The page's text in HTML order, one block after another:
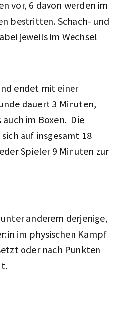
vor, 6 davon werden im
bestritten. Schach- und
jeweils im Wechsel
endet mit einer
dauert 3 Minuten,
im Boxen. Die
auf insgesamt 18
Spieler 9 Minuten zur
anderem derjenige,
im physischen Kampf
oder nach Punkten